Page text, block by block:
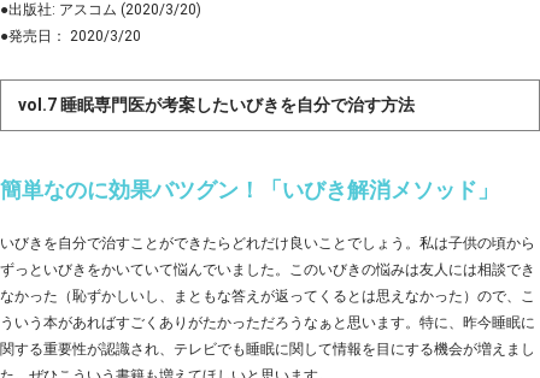
●出版社: アスコム (2020/3/20)
●発売日： 2020/3/20
vol.7 睡眠専門医が考案したいびきを自分で治す方法
簡単なのに効果バツグン！「いびき解消メソッド」
いびきを自分で治すことができたらどれだけ良いことでしょう。私は子供の頃から
ずっといびきをかいていて悩んでいました。このいびきの悩みは友人には相談でき
なかった（恥ずかしいし、まともな答えが返ってくるとは思えなかった）ので、こ
ういう本があればすごくありがたかっただろうなぁと思います。特に、昨今睡眠に
関する重要性が認識され、テレビでも睡眠に関して情報を目にする機会が増えまし